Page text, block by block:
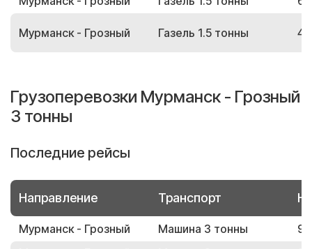
Мурманск - Грозный Газель 1.5 тонны
Грузоперевозки Мурманск - Грозный
3 тонны
Последние рейсы
Направление Транспорт
Мурманск - Грозный Машина 3 тонны